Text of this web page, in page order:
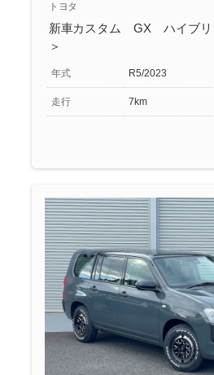
トヨタ
新車カスタム GX ハイブ
＞
年式 R5/2023
走行 7km